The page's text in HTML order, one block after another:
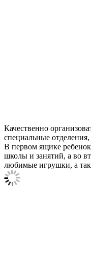
Качественно
специальные
В первом ящике
школы и занятий, а во
любимые игрушки, а